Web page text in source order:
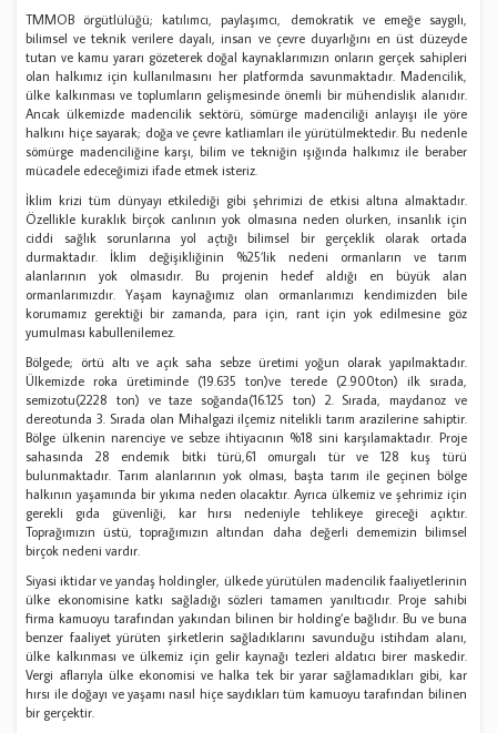
TMMOB örgütlülüğü; katılımcı, paylaşımcı, demokratik ve emeğe saygılı,
bilimsel ve teknik verilere dayalı, insan ve çevre duyarlığını en üst düzeyde
tutan ve kamu yararı gözeterek doğal kaynaklarımızın onların gerçek sahipleri
olan halkımız için kullanılmasını her platformda savunmaktadır. Madencilik,
ülke kalkınması ve toplumların gelişmesinde önemli bir mühendislik alanıdır.
Ancak ülkemizde madencilik sektörü, sömürge madenciliği anlayışı ile yöre
halkını hiçe sayarak; doğa ve çevre katliamları ile yürütülmektedir. Bu nedenle
sömürge madenciliğine karşı, bilim ve tekniğin ışığında halkımız ile beraber
mücadele edeceğimizi ifade etmek isteriz.
İklim krizi tüm dünyayı etkilediği gibi şehrimizi de etkisi altına almaktadır.
Özellikle kuraklık birçok canlının yok olmasına neden olurken, insanlık için
ciddi sağlık sorunlarına yol açtığı bilimsel bir gerçeklik olarak ortada
durmaktadır. İklim değişikliğinin %25’lik nedeni ormanların ve tarım
alanlarının yok olmasıdır. Bu projenin hedef aldığı en büyük alan
ormanlarımızdır. Yaşam kaynağımız olan ormanlarımızı kendimizden bile
korumamız gerektiği bir zamanda, para için, rant için yok edilmesine göz
yumulması kabullenilemez.
Bölgede; örtü altı ve açık saha sebze üretimi yoğun olarak yapılmaktadır.
Ülkemizde roka üretiminde (19.635 ton)ve terede (2.900ton) ilk sırada,
semizotu(2228 ton) ve taze soğanda(16.125 ton) 2. Sırada, maydanoz ve
dereotunda 3. Sırada olan Mihalgazi ilçemiz nitelikli tarım arazilerine sahiptir.
Bölge ülkenin narenciye ve sebze ihtiyacının %18 sini karşılamaktadır. Proje
sahasında 28 endemik bitki türü,61 omurgalı tür ve 128 kuş türü
bulunmaktadır. Tarım alanlarının yok olması, başta tarım ile geçinen bölge
halkının yaşamında bir yıkıma neden olacaktır. Ayrıca ülkemiz ve şehrimiz için
gerekli gıda güvenliği, kar hırsı nedeniyle tehlikeye gireceği açıktır.
Toprağımızın üstü, toprağımızın altından daha değerli dememizin bilimsel
birçok nedeni vardır.
Siyasi iktidar ve yandaş holdingler, ülkede yürütülen madencilik faaliyetlerinin
ülke ekonomisine katkı sağladığı sözleri tamamen yanıltıcıdır. Proje sahibi
firma kamuoyu tarafından yakından bilinen bir holding’e bağlıdır. Bu ve buna
benzer faaliyet yürüten şirketlerin sağladıklarını savunduğu istihdam alanı,
ülke kalkınması ve ülkemiz için gelir kaynağı tezleri aldatıcı birer maskedir.
Vergi aflarıyla ülke ekonomisi ve halka tek bir yarar sağlamadıkları gibi, kar
hırsı ile doğayı ve yaşamı nasıl hiçe saydıkları tüm kamuoyu tarafından bilinen
bir gerçektir.